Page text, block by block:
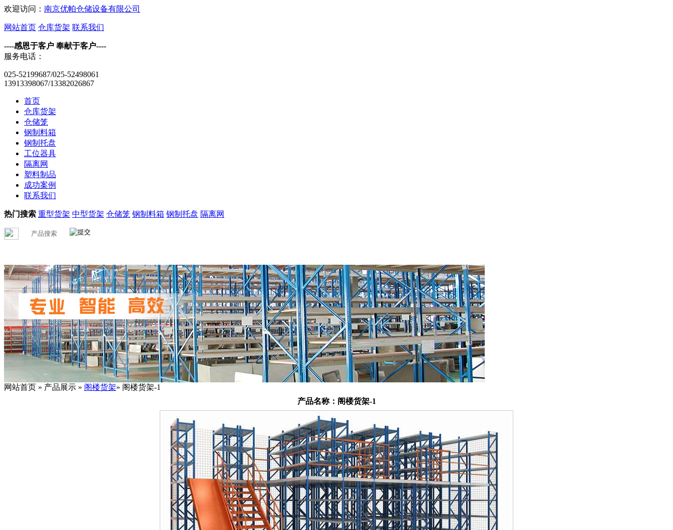
欢迎访问： 南京优帕仓储设备有限公司
网站首页 仓库货架 联系我们
----感恩于客户 奉献于客户----
服务电话：
025-52199687/025-52498061
13913398067/13382026867
首页
仓库货架
仓储笼
钢制料箱
钢制托盘
工位器具
隔离网
塑料制品
成功案例
联系我们
热门搜索 重型货架 中型货架 仓储笼 钢制料箱 钢制托盘 隔离网
网站首页 » 产品展示 » 阁楼货架» 阁楼货架-1
产品名称： 阁楼货架-1